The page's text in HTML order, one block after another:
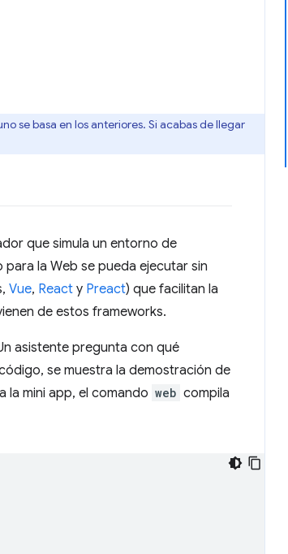
se basa en los anteriores. Si acabas de llegar
que simula un entorno de
la Web se pueda ejecutar sin
Vue, React y Preact) que facilitan la
de estos frameworks.
asistente pregunta con qué
se muestra la demostración de
la mini app, el comando web compila